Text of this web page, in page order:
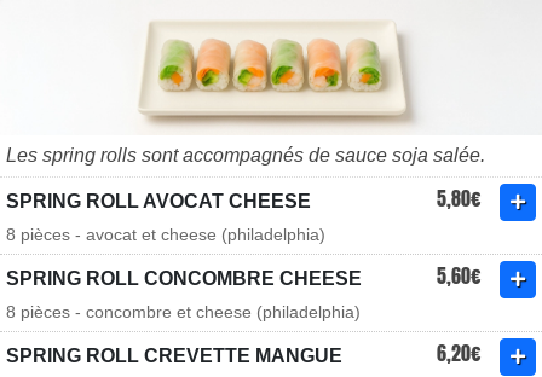
Les spring rolls sont accompagnés de sauce soja salée.
SPRING ROLL AVOCAT CHEESE 5,80€
8 pièces - avocat et cheese (philadelphia)
SPRING ROLL CONCOMBRE CHEESE 5,60€
8 pièces - concombre et cheese (philadelphia)
SPRING ROLL CREVETTE MANGUE 6,20€